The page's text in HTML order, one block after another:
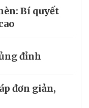
Bí quyết
đỉnh
đơn giản,